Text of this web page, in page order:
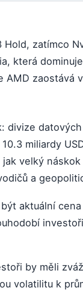
Hold, zatímco
která
AMD zaostává
divize
miliardy
velký
a
aktuální
by měli
volatilitu k